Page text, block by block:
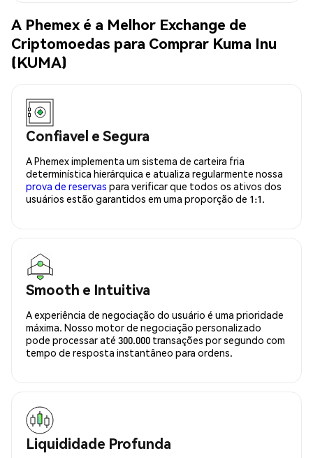
A Phemex é a Melhor Exchange de
Criptomoedas para Comprar Kuma Inu
(KUMA)
Confiavel e Segura
A Phemex implementa um sistema de carteira fria
determinística hierárquica e atualiza regularmente nossa
prova de reservas para verificar que todos os ativos dos
usuários estão garantidos em uma proporção de 1:1.
Smooth e Intuitiva
A experiência de negociação do usuário é uma prioridade
máxima. Nosso motor de negociação personalizado
pode processar até 300.000 transações por segundo com
tempo de resposta instantâneo para ordens.
Liquididade Profunda